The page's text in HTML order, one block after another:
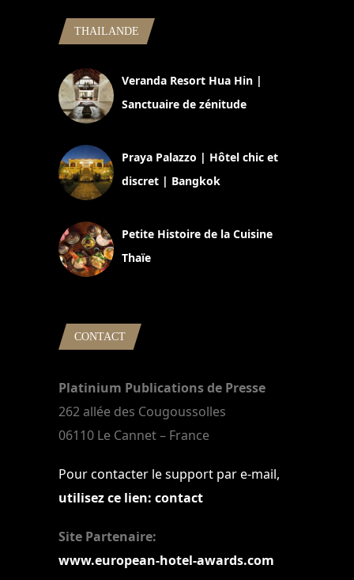
THAILANDE
Veranda Resort Hua Hin |
Sanctuaire de zénitude
Praya Palazzo | Hôtel chic et
discret | Bangkok
Petite Histoire de la Cuisine
Thaïe
CONTACT
Platinium Publications de Presse
262 allée des Cougoussolles
06110 Le Cannet – France
Pour contacter le support par e-mail,
utilisez ce lien: contact
Site Partenaire:
www.european-hotel-awards.com